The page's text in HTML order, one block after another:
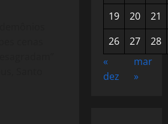
19
20
21
26
27
28
«
dez
mar
»